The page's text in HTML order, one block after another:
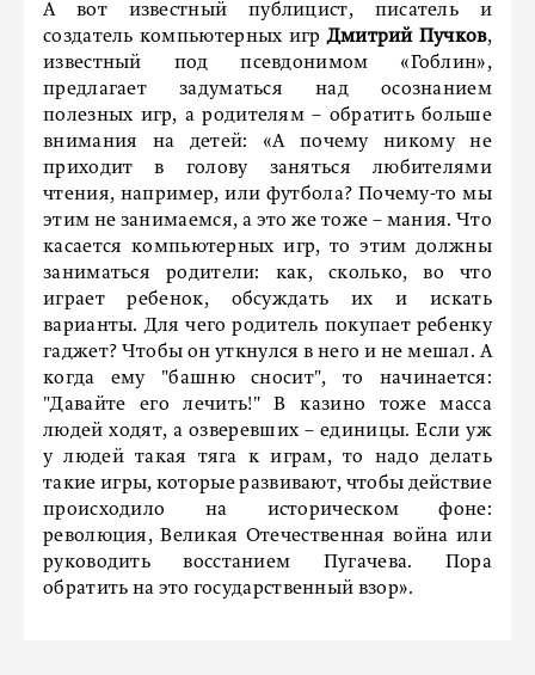
А вот известный публицист, писатель и
создатель компьютерных игрДмитрий Пучков,
известный под псевдонимом «Гоблин»,
предлагает задуматься над осознанием
полезных игр, а родителям – обратить больше
внимания на детей: «А почему никому не
приходит в голову заняться любителями
чтения, например, или футбола? Почему-то мы
этим не занимаемся, а это же тоже – мания. Что
касается компьютерных игр, то этим должны
заниматься родители: как, сколько, во что
играет ребенок, обсуждать их и искать
варианты. Для чего родитель покупает ребенку
гаджет? Чтобы он уткнулся в него и не мешал. А
когда ему "башню сносит", то начинается:
"Давайте его лечить!" В казино тоже масса
людей ходят, а озверевших – единицы. Если уж
у людей такая тяга к играм, то надо делать
такие игры, которые развивают, чтобы действие
происходило на историческом фоне:
революция, Великая Отечественная война или
руководить восстанием Пугачева. Пора
обратить на это государственный взор».